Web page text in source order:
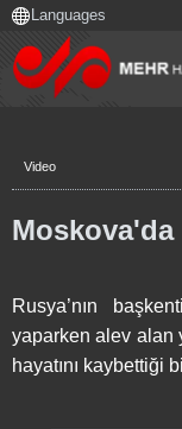
Video
Moskova'da
Rusya’nın
yaparken alev alan
hayatını kaybettiği